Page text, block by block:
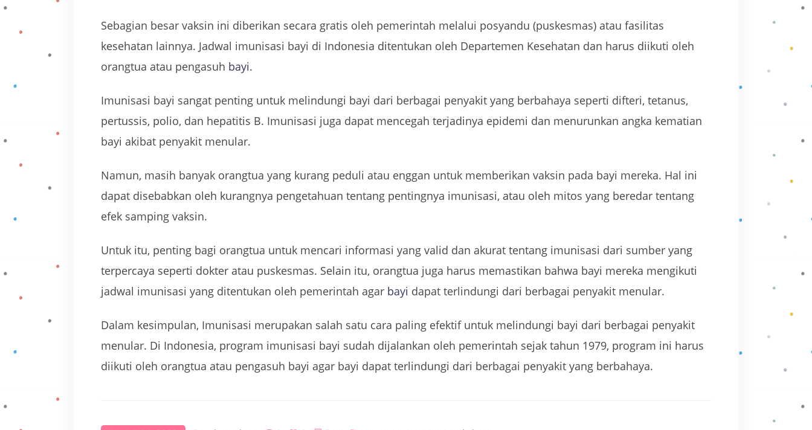
Sebagian besar vaksin ini diberikan secara gratis oleh pemerintah melalui posyandu (puskesmas) atau fasilitas
kesehatan lainnya. Jadwal imunisasi bayi di Indonesia ditentukan oleh Departemen Kesehatan dan harus diikuti oleh
orangtua atau pengasuh bayi.
Imunisasi bayi sangat penting untuk melindungi bayi dari berbagai penyakit yang berbahaya seperti difteri, tetanus,
pertussis, polio, dan hepatitis B. Imunisasi juga dapat mencegah terjadinya epidemi dan menurunkan angka kematian
bayi akibat penyakit menular.
Namun, masih banyak orangtua yang kurang peduli atau enggan untuk memberikan vaksin pada bayi mereka. Hal ini
dapat disebabkan oleh kurangnya pengetahuan tentang pentingnya imunisasi, atau oleh mitos yang beredar tentang
efek samping vaksin.
Untuk itu, penting bagi orangtua untuk mencari informasi yang valid dan akurat tentang imunisasi dari sumber yang
terpercaya seperti dokter atau puskesmas. Selain itu, orangtua juga harus memastikan bahwa bayi mereka mengikuti
jadwal imunisasi yang ditentukan oleh pemerintah agar bayi dapat terlindungi dari berbagai penyakit menular.
Dalam kesimpulan, Imunisasi merupakan salah satu cara paling efektif untuk melindungi bayi dari berbagai penyakit
menular. Di Indonesia, program imunisasi bayi sudah dijalankan oleh pemerintah sejak tahun 1979, program ini harus
diikuti oleh orangtua atau pengasuh bayi agar bayi dapat terlindungi dari berbagai penyakit yang berbahaya.